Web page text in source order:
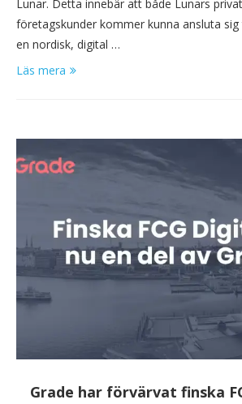
Lunar. Detta innebär att både Lunars
företagskunder kommer kunna ansluta sig
en nordisk, digital …
Läs mera
Grade har förvärvat finska